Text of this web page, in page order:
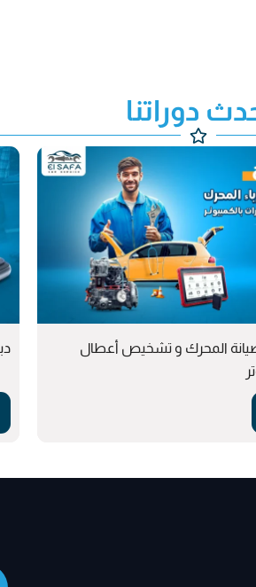
دوراتنا
المحرك و تشخيص أعطال